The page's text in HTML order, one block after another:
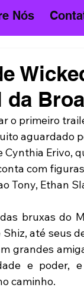
Nós
o primeiro
aguardado
Erivo,
com
Tony, Ethan
bruxas do
até seus
grandes
e poder,
caminho.